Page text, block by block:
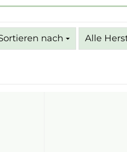
nach
nach Alle